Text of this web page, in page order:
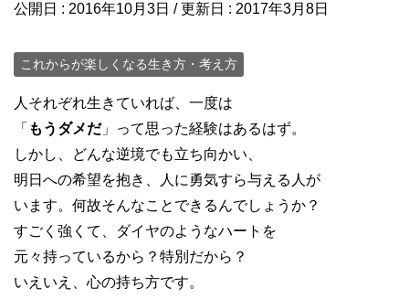
公開日 : 2016年10月3日 / 更新日 : 2017年3月8日
これからが楽しくなる生き方・考え方
人それぞれ生きていれば、一度は
「 もうダメだ」って思った経験はあるはず。
しかし、どんな逆境でも立ち向かい、
明日への希望を抱き、人に勇気すら与える人が
います。何故そんなことできるんでしょうか？
すごく強くて、ダイヤのようなハートを
元々持っているから？特別だから？
いえいえ、心の持ち方です。